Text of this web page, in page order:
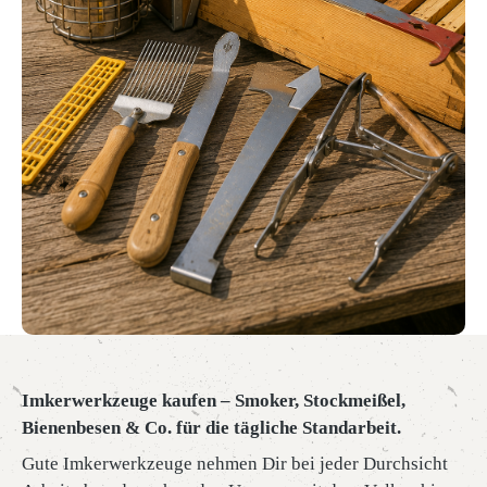
Imkerwerkzeuge kaufen – Smoker, Stockmeißel,
Bienenbesen & Co. für die tägliche Standarbeit.
Gute Imkerwerkzeuge nehmen Dir bei jeder Durchsicht